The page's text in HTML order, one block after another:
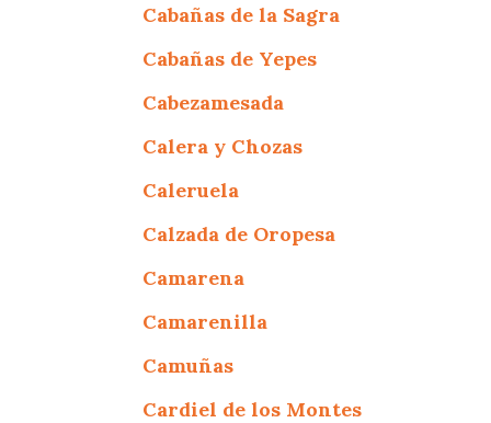
Cabañas de la Sagra
Cabañas de Yepes
Cabezamesada
Calera y Chozas
Caleruela
Calzada de Oropesa
Camarena
Camarenilla
Camuñas
Cardiel de los Montes